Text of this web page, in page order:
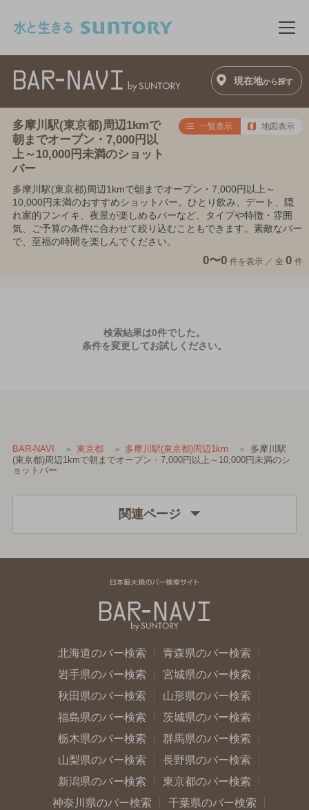
メ
現在地から探す
多摩川駅(東京都)周辺1kmで
朝までオープン・7,000円以
上～10,000円未満のショット
バー
一覧表示 地図表示
多摩川駅(東京都)周辺1kmで朝までオープン・7,000円以上～
10,000円未満のおすすめショットバー。ひとり飲み、デート、隠
れ家的フンイキ、夜景が楽しめるバーなど、タイプや特徴・雰囲
気、ご予算の条件に合わせて絞り込むこともできます。素敵なバー
で、至福の時間を楽しんでください。
0〜0 件を表示 ／ 全 0 件
検索結果は0件でした。
条件を変更してお試しください。
BAR-NAVI 東京都 多摩川駅(東京都)周辺1km
多摩川駅
(東京都)周辺1kmで朝までオープン・7,000円以上～10,000円未満のシ
ョットバー
関連ページ
北海道のバー検索
青森県のバー検索
岩手県のバー検索
宮城県のバー検索
秋田県のバー検索
山形県のバー検索
福島県のバー検索
茨城県のバー検索
栃木県のバー検索
群馬県のバー検索
山梨県のバー検索
長野県のバー検索
新潟県のバー検索
東京都のバー検索
神奈川県のバー検索
千葉県のバー検索